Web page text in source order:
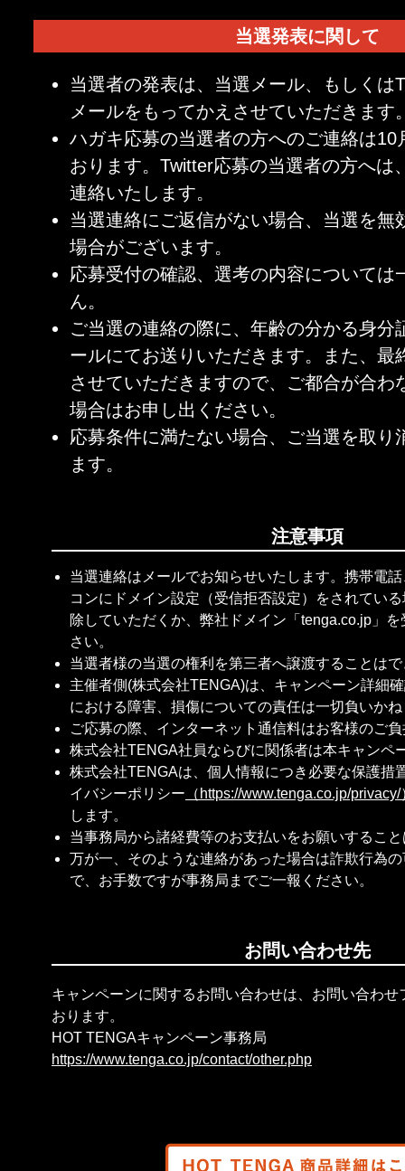
当選発表に関して
当選者の発表は、当選メール、もしくは
メールをもってかえさせていただきます
ハガキ応募の当選者の方へのご連絡は10
おります。Twitter応募の当選者の方へは
連絡いたします。
当選連絡にご返信がない場合、当選を無
場合がございます。
応募受付の確認、選考の内容については
ん。
ご当選の連絡の際に、年齢の分かる身分
ールにてお送りいただきます。また、最
させていただきますので、ご都合が合わ
場合はお申し出ください。
応募条件に満たない場合、ご当選を取り
ます。
注意事項
当選連絡はメールでお知らせいたします。携帯電
コンにドメイン設定（受信拒否設定）をされてい
除していただくか、弊社ドメイン「tenga.co.jp」
さい。
当選者様の当選の権利を第三者へ譲渡することは
主催者側(株式会社TENGA)は、キャンペーン詳細
における障害、損傷についての責任は一切負いか
ご応募の際、インターネット通信料はお客様のご
株式会社TENGA社員ならびに関係者は本キャンペ
株式会社TENGAは、個人情報につき必要な保護措
イバシーポリシー （https://www.tenga.co.jp/privacy/
します。
当事務局から諸経費等のお支払いをお願いするこ
万が一、そのような連絡があった場合は詐欺行為
で、お手数ですが事務局までご一報ください。
お問い合わせ先
キャンペーンに関するお問い合わせは、お問い合わ
おります。
HOT TENGAキャンペーン事務局
https://www.tenga.co.jp/contact/other.php